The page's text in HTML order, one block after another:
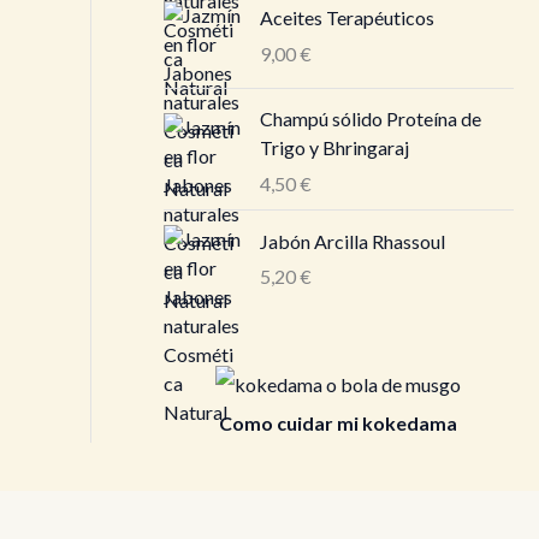
Aceites Terapéuticos
9,00€
Champú sólido Proteína de
Trigo y Bhringaraj
4,50€
Jabón Arcilla Rhassoul
5,20€
Como cuidar mi kokedama